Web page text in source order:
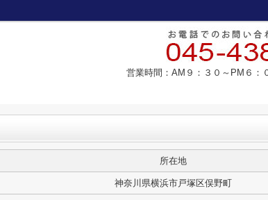
営業時間：AM９：３０～PM６：
所在地
神奈川県横浜市戸塚区俣野町